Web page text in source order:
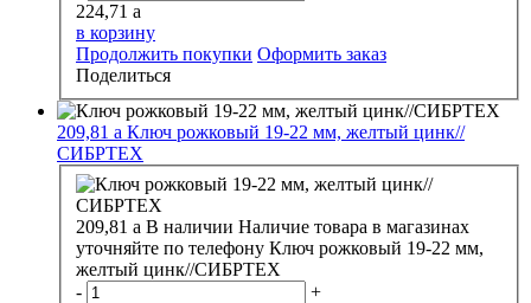
224,71 a
в корзину
Продолжить покупки Оформить заказ
Поделиться
209,81 a Ключ рожковый 19-22 мм, желтый цинк//
СИБРТЕХ
209,81 a В наличии Наличие товара в магазинах
уточняйте по телефону Ключ рожковый 19-22 мм,
желтый цинк//СИБРТЕХ
-
+